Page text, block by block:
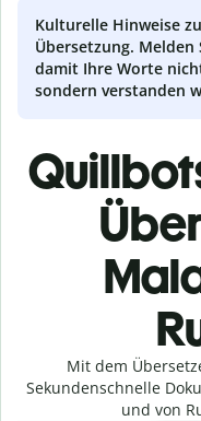
Kulturelle Hinweise
Übersetzung. Melden
damit Ihre Worte
sondern verstanden
Mit dem
Sekundenschnelle
und von